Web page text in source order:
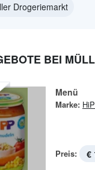
Drogeriemarkt
BEI
Menü
Marke:
Preis: €